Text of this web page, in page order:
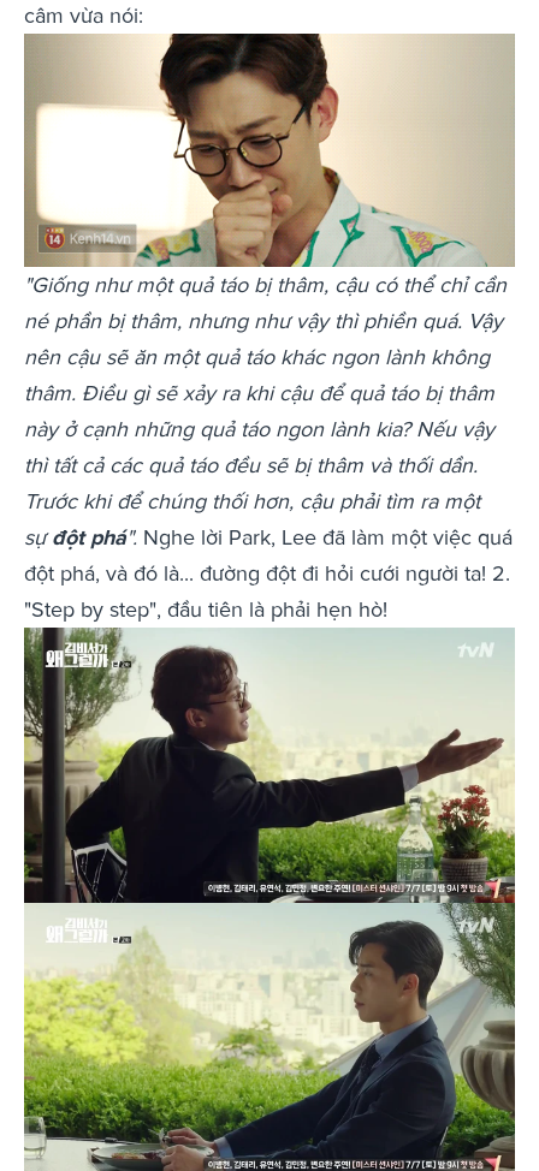
câm vừa nói:
"Giống như một quả táo bị thâm, cậu có thể chỉ cần
né phần bị thâm, nhưng như vậy thì phiền quá. Vậy
nên cậu sẽ ăn một quả táo khác ngon lành không
thâm. Điều gì sẽ xảy ra khi cậu để quả táo bị thâm
này ở cạnh những quả táo ngon lành kia? Nếu vậy
thì tất cả các quả táo đều sẽ bị thâm và thối dần.
Trước khi để chúng thối hơn, cậu phải tìm ra một
sựđột phá". Nghe lời Park, Lee đã làm một việc quá
đột phá, và đó là... đường đột đi hỏi cưới người ta! 2.
"Step by step", đầu tiên là phải hẹn hò!